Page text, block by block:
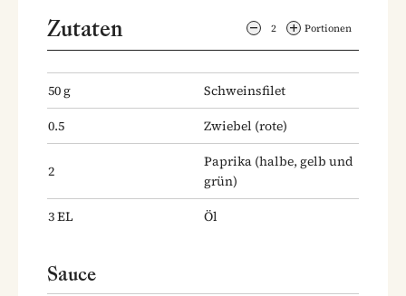
Zutaten 2 Portionen
50g
Schweinsfilet
0.5
Zwiebel (rote)
2
Paprika (halbe, gelb und
grün)
3EL Öl
Sauce